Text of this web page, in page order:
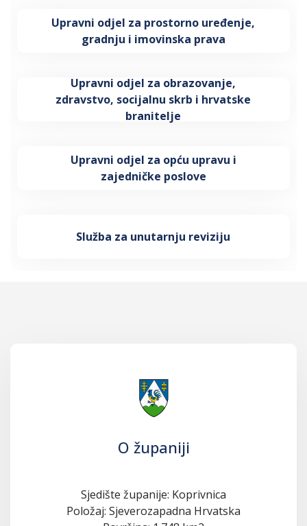
Upravni odjel za prostorno uređenje,
gradnju i imovinska prava
Upravni odjel za obrazovanje,
zdravstvo, socijalnu skrb i hrvatske
branitelje
Upravni odjel za opću upravu i
zajedničke poslove
Služba za unutarnju reviziju
O županiji
Sjedište županije: Koprivnica
Položaj: Sjeverozapadna Hrvatska